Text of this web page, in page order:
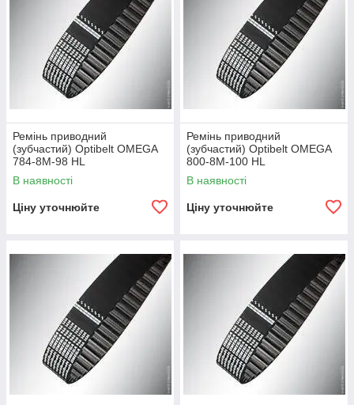
Ремінь приводний
(зубчастий) Optibelt OMEGA
784-8M-98 HL
В наявності
Ціну уточнюйте
Ремінь приводний
(зубчастий) Optibelt OMEGA
800-8M-100 HL
В наявності
Ціну уточнюйте